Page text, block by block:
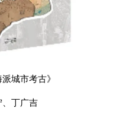
城市考古》
、丁广吉